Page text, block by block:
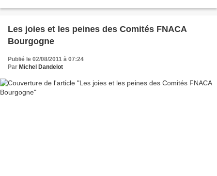
Les joies et les peines des Comités FNACA
Bourgogne
Publié le 02/08/2011 à 07:24
Par Michel Dandelot